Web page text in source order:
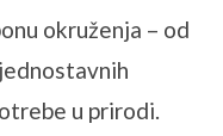
okruženja – od
u prirodi.